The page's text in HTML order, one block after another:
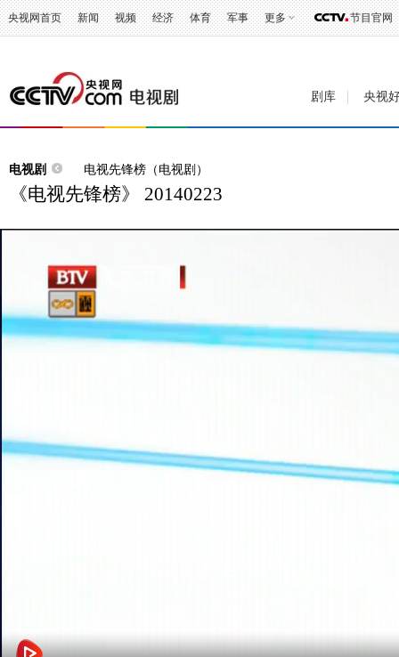
央视网首页 新闻 视频 经济 体育 军事 更多 节目官网
剧库 央视
电视剧 电视先锋榜（电视剧）
《电视先锋榜》 20140223